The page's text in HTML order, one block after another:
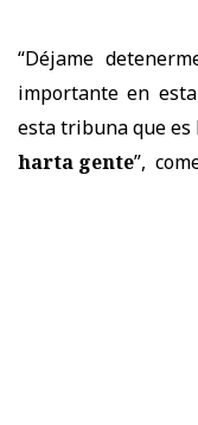
“Déjame
importante en
esta tribuna que
harta gente”,